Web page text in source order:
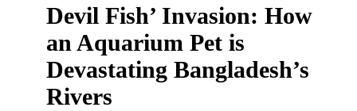
Devil Fish’ Invasion: How
an Aquarium Pet is
Devastating Bangladesh’s
Rivers